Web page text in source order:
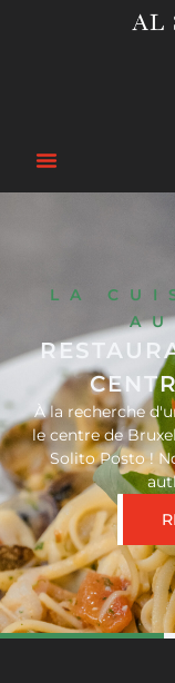
LA
À la recherche
le centre de
Solito Posto !